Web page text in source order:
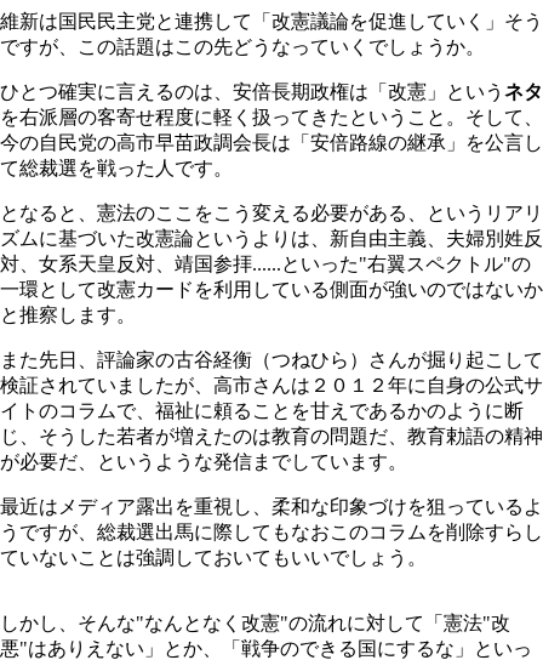
維新は国民民主党と連携して「改憲議論を促進していく」そう
ですが、この話題はこの先どうなっていくでしょうか。
ひとつ確実に言えるのは、安倍長期政権は「改憲」という ネタ
を右派層の客寄せ程度に軽く扱ってきたということ。そして、
今の自民党の高市早苗政調会長は「安倍路線の継承」を公言し
て総裁選を戦った人です。
となると、憲法のここをこう変える必要がある、というリアリ
ズムに基づいた改憲論というよりは、新自由主義、夫婦別姓反
対、女系天皇反対、靖国参拝......といった"右翼スペクトル"の
一環として改憲カードを利用している側面が強いのではないか
と推察します。
また先日、評論家の古谷経衡（つねひら）さんが掘り起こして
検証されていましたが、高市さんは２０１２年に自身の公式サ
イトのコラムで、福祉に頼ることを甘えであるかのように断
じ、そうした若者が増えたのは教育の問題だ、教育勅語の精神
が必要だ、というような発信までしています。
最近はメディア露出を重視し、柔和な印象づけを狙っているよ
うですが、総裁選出馬に際してもなおこのコラムを削除すらし
ていないことは強調しておいてもいいでしょう。
しかし、そんな"なんとなく改憲"の流れに対して「憲法"改
悪"はありえない」とか、「戦争のできる国にするな」といっ